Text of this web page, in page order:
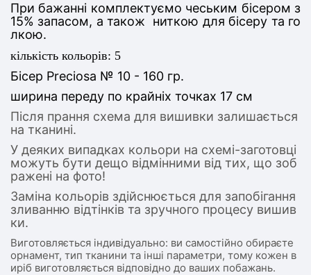
При бажанні комплектуємо чеським бісером з
15% запасом, а також ниткою для бісеру та го
лкою.
кількість кольорів: 5
Бісер Preciosa № 10 - 160 гр.
ширина переду по крайніх точках 17 см
Після прання схема для вишивки залишається
на тканині.
У деяких випадках кольори на схемі-заготовці
можуть бути дещо відмінними від тих, що зоб
ражені на фото!
Заміна кольорів здійснюється для запобігання
зливанню відтінків та зручного процесу вишив
ки.
Виготовляється індивідуально: ви самостійно обираєте
орнамент, тип тканини та інші параметри, тому кожен в
иріб виготовляється відповідно до ваших побажань.